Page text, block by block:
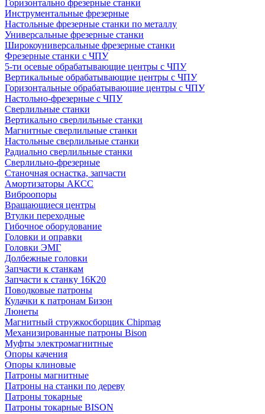
Горизонтально фрезерные станки
Инструментальные фрезерные
Настольные фрезерные станки по металлу
Универсальные фрезерные станки
Широкоуниверсальные фрезерные станки
Фрезерные станки с ЧПУ
5-ти осевые обрабатывающие центры с ЧПУ
Вертикальные обрабатывающие центры с ЧПУ
Горизонтальные обрабатывающие центры с ЧПУ
Настольно-фрезерные с ЧПУ
Сверлильные станки
Вертикально сверлильные станки
Магнитные сверлильные станки
Настольные сверлильные станки
Радиально сверлильные станки
Сверлильно-фрезерные
Станочная оснастка, запчасти
Амортизаторы АКСС
Виброопоры
Вращающиеся центры
Втулки переходные
Гибочное оборудование
Головки и оправки
Головки ЭМГ
Долбежные головки
Запчасти к станкам
Запчасти к станку 16К20
Поводковые патроны
Кулачки к патронам Бизон
Люнеты
Магнитный стружкосборщик Chipmag
Механизированные патроны Bison
Муфты электромагнитные
Опоры качения
Опоры клиновые
Патроны магнитные
Патроны на станки по дереву
Патроны токарные
Патроны токарные BISON